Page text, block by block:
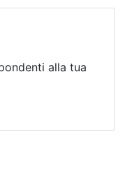
alla tua